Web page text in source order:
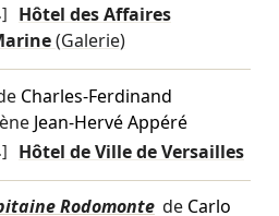
Hôtel des Affaires
(Galerie)
Charles-Ferdinand
Jean-Hervé Appéré
Hôtel de Ville de Versailles
Rodomonte de Carlo